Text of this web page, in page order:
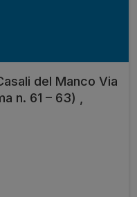
del Manco Via
n. 61 – 63) ,